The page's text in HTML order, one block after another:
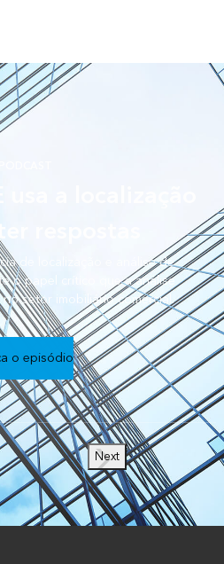
a localização
respostas
de localização e análise de
o papel crítico que a análise
setor imobiliário comercial.
o episódio
Next